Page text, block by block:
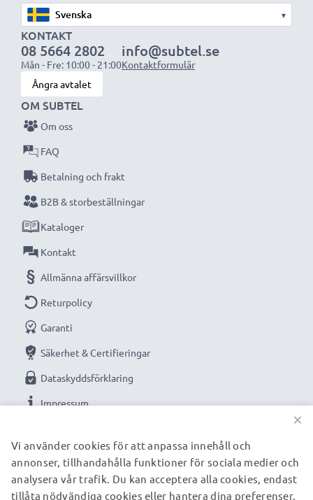
▾
KONTAKT
08 5664 2802
Mån - Fre: 10:00 - 21:00
info@subtel.se
Kontaktformulär
Ångra avtalet
VÅRA BETALNINGSALTERNATIV
OM SUBTEL
Om oss
FAQ
Betalning och frakt
B2B & storbeställningar
Kataloger
Kontakt
Allmänna affärsvillkor
Returpolicy
Garanti
Säkerhet & Certifieringar
Dataskyddsförklaring
Impressum
×
Vi använder cookies för att anpassa innehåll och
annonser, tillhandahålla funktioner för sociala medier och
analysera vår trafik. Du kan acceptera alla cookies, endast
tillåta nödvändiga cookies eller hantera dina preferenser.